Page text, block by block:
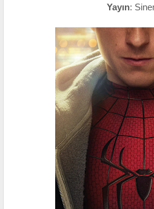
Yayın: